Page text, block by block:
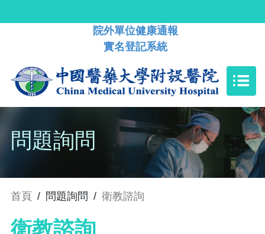
院外單位健康通報
實名登記系統
問題詢問
首頁 / 問題詢問 / 衛教諮詢